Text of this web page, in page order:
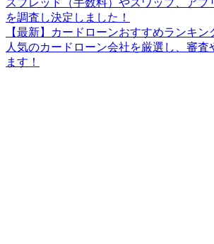
スプレッド（手数料）やスワップ、アプ
を調査し決定しました！
【最新】カードローンおすすめランキン
人気のカードローン会社を厳選し、審査
ます！